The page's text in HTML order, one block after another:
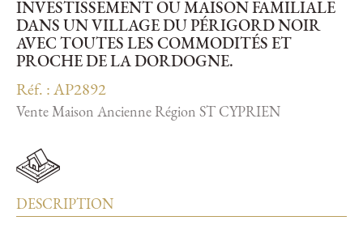
INVESTISSEMENT OU MAISON FAMILIALE
DANS UN VILLAGE DU PÉRIGORD NOIR
AVEC TOUTES LES COMMODITÉS ET
PROCHE DE LA DORDOGNE.
Réf. : AP2892
Vente Maison Ancienne Région ST CYPRIEN
DESCRIPTION